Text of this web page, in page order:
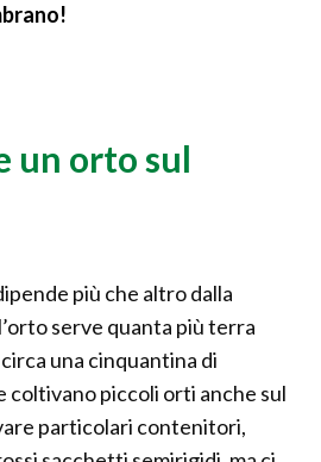
un orto sul
più che altro dalla
serve quanta più terra
una cinquantina di
coltivano piccoli orti anche sul
particolari contenitori,